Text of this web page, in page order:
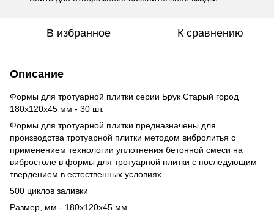
В избранное К сравнению
Описание
Формы для тротуарной плитки серии Брук Старый город
180х120х45 мм - 30 шт.
Формы для тротуарной плитки предназначены для
производства тротуарной плитки методом вибролитья с
применением технологии уплотнения бетонной смеси на
вибростоле в формы для тротуарной плитки с последующим
твердением в естественных условиях.
500 циклов заливки
Размер, мм - 180х120х45 мм